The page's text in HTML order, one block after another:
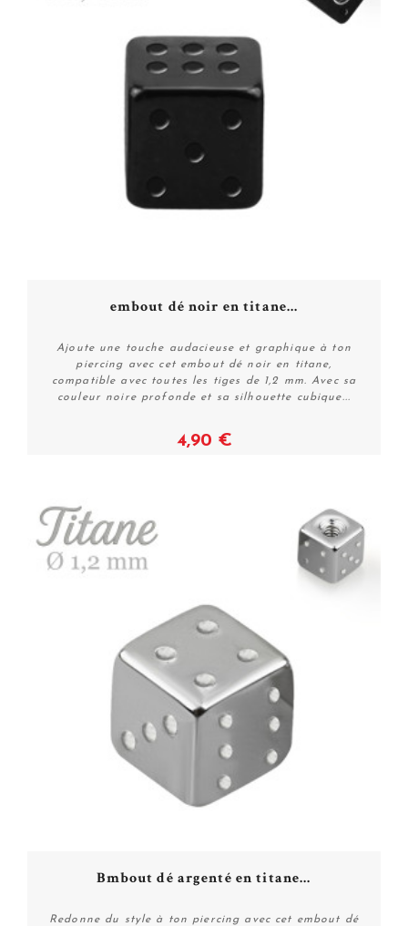
Voir
embout dé noir en titane...
Ajoute une touche audacieuse et graphique à ton
piercing avec cet embout dé noir en titane,
compatible avec toutes les tiges de 1,2 mm. Avec sa
couleur noire profonde et sa silhouette cubique...
4,90 €
Bmbout dé argenté en titane...
Redonne du style à ton piercing avec cet embout dé